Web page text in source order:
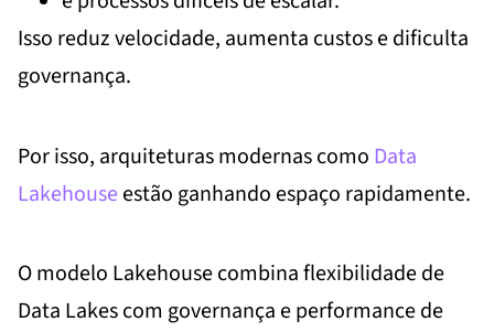
Isso reduz velocidade, aumenta custos e dificulta
governança.
Por isso, arquiteturas modernas como Data
Lakehouse estão ganhando espaço rapidamente.
O modelo Lakehouse combina flexibilidade de
Data Lakes com governança e performance de